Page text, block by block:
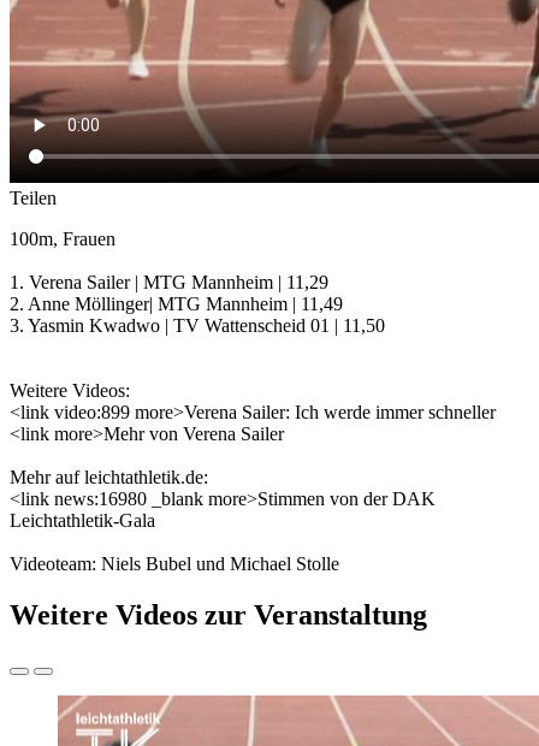
Teilen
100m, Frauen
1. Verena Sailer | MTG Mannheim | 11,29
2. Anne Möllinger| MTG Mannheim | 11,49
3. Yasmin Kwadwo | TV Wattenscheid 01 | 11,50
Weitere Videos:
<link video:899 more>Verena Sailer: Ich werde immer schneller
<link more>Mehr von Verena Sailer
Mehr auf leichtathletik.de:
<link news:16980 _blank more>Stimmen von der DAK
Leichtathletik-Gala
Videoteam: Niels Bubel und Michael Stolle
Weitere Videos zur Veranstaltung